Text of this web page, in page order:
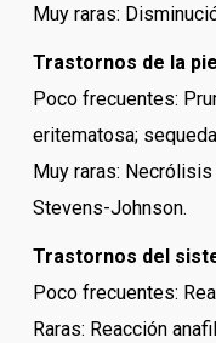
Muy raras:
Trastornos de la
Poco frecuentes:
eritematosa;
Muy raras:
Stevens-Johnson.
Trastornos del
Poco frecuentes:
Raras: Reacción